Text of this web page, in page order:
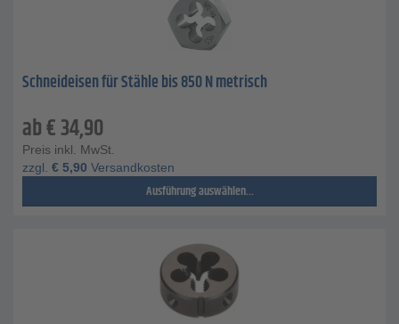
Schneideisen für Stähle bis 850 N metrisch
ab€34,90
Preis inkl. MwSt.
zzgl. € 5,90 Versandkosten
Ausführung auswählen...